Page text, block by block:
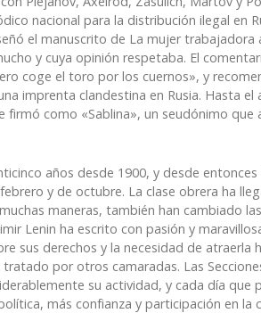
nacional para la distribución ilegal en
el manuscrito de La mujer trabajadora
y cuya opinión respetaba. El
coge el toro por los cuernos», y
imprenta clandestina en Rusia. Hasta
firmó como «Sablina», un seudónimo
años desde 1900, y desde
y de octubre. La clase obrera ha
maneras, también han cambiado
Lenin ha escrito con pasión y
sus derechos y la necesidad de atraerla
por otros camaradas. Las
su actividad, y cada día que
más confianza y participación en la